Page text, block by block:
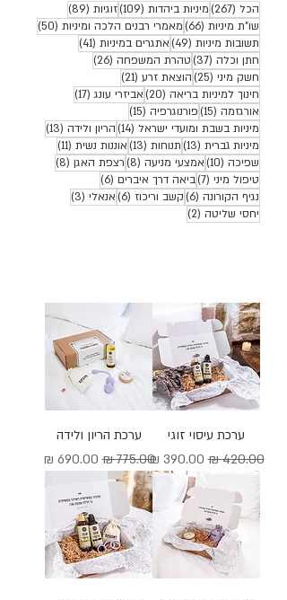
הכל (267) 267 פוסטים
מיניות ביהדות (109) 109 פוסטים
זוגיות (89)
89 פוסטים
שו"ת מיניות (66) 66 פוסטים
מאמרי רבנים הלכה ומיניות (50)
50 פוסטים
תשובות מיניות (49) 49 פוסטים
אתגרים במיניות (41)
41 פוסטים
חתן וכלה (37) 37 פוסטים
טהרת המשפחה (26)
26 פוסטים
חשק מיני (25) 25 פוסטים
הוצאת זרע (21)
21 פוסטים
חינוך למיניות בריאה (20) 20 פוסטים
אביזרי עונג (17)
17 פוסטים
אורגזמה (15) 15 פוסטיםפורנוגרפיה (15)
15 פוסטים
מיניות בשבת ומועדי ישראל (14) 14 פוסטיםהריון ולידה (13)
13 פוסטים
מיניות גברית (13) 13 פוסטיםתנוחות (13) 13 פוסטיםאוננות נשית (11)
11 פוסטים
שפיכה (10) 10 פוסטיםאמצעי מניעה (8) 8 פוסטיםרצפת האגן (8)
8 פוסטים
טיפול מיני (7) 7 פוסטיםביאה דרך איברים (6)
6 פוסטים
נגיף הקורונה (6) 6 פוסטיםקשב וריכוז (6) 6 פוסטיםאנאלי (3)
3 פוסטים
יחסי שליטה (2) 2 פוסטים
ערכת עיסוי זוגי
מחיר רגיל‏420.00 ‏₪ מחיר מבצע
ערכת הריון ולידה
מחיר רגיל‏775.00 ‏₪ מחיר מבצע